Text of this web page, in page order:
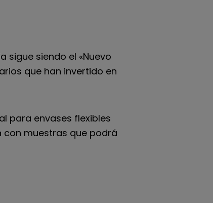
sigue siendo el «Nuevo
que han invertido en
para envases flexibles
con muestras que podrá